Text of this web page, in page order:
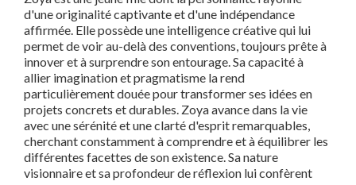
d'une originalité captivante et d'une indépendance
affirmée. Elle possède une intelligence créative qui lui
permet de voir au-delà des conventions, toujours prête à
innover et à surprendre son entourage. Sa capacité à
allier imagination et pragmatisme la rend
particulièrement douée pour transformer ses idées en
projets concrets et durables. Zoya avance dans la vie
avec une sérénité et une clarté d'esprit remarquables,
cherchant constamment à comprendre et à équilibrer les
différentes facettes de son existence. Sa nature
visionnaire et sa profondeur de réflexion lui confèrent